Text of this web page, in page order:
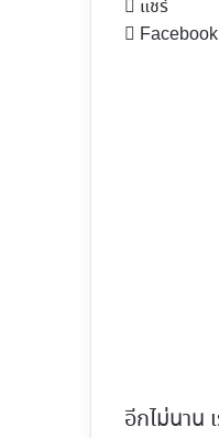
แชร์
Facebook
อีกไม่นาน